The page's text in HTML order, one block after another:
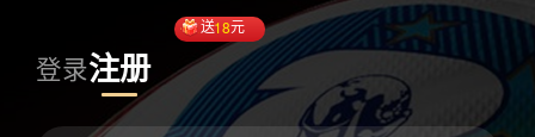
登录注册
送18元